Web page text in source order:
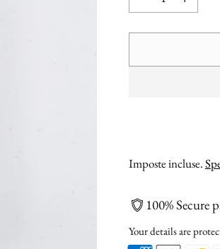
Imposte incluse.
100% Secure
Your details are